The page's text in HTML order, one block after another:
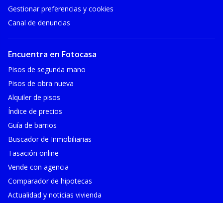
Gestionar preferencias y cookies
Canal de denuncias
Encuentra en Fotocasa
Pisos de segunda mano
Pisos de obra nueva
Alquiler de pisos
Índice de precios
Guía de barrios
Buscador de Inmobiliarias
Tasación online
Vende con agencia
Comparador de hipotecas
Actualidad y noticias vivienda